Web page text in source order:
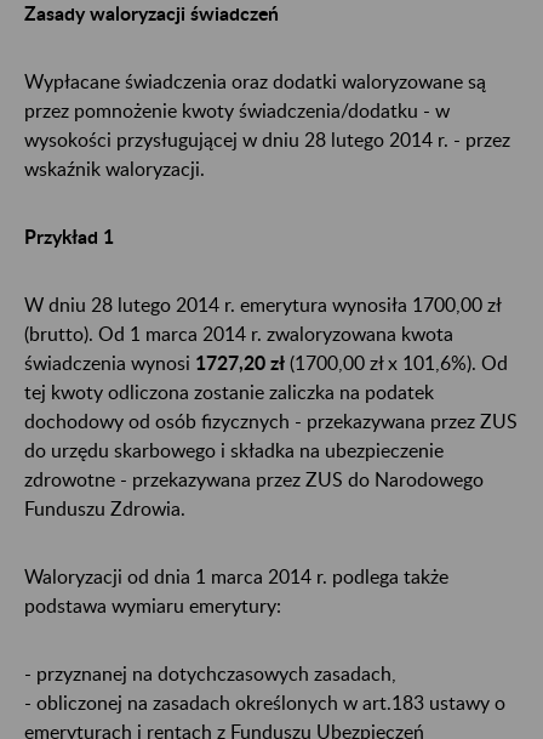
Zasady waloryzacji świadczeń
Wypłacane świadczenia oraz dodatki waloryzowane są
przez pomnożenie kwoty świadczenia/dodatku - w
wysokości przysługującej w dniu 28 lutego 2014 r. - przez
wskaźnik waloryzacji.
Przykład 1
W dniu 28 lutego 2014 r. emerytura wynosiła 1700,00 zł
(brutto). Od 1 marca 2014 r. zwaloryzowana kwota
świadczenia wynosi 1727,20 zł (1700,00 zł x 101,6%). Od
tej kwoty odliczona zostanie zaliczka na podatek
dochodowy od osób fizycznych - przekazywana przez ZUS
do urzędu skarbowego i składka na ubezpieczenie
zdrowotne - przekazywana przez ZUS do Narodowego
Funduszu Zdrowia.
Waloryzacji od dnia 1 marca 2014 r. podlega także
podstawa wymiaru emerytury:
- przyznanej na dotychczasowych zasadach,
- obliczonej na zasadach określonych w art.183 ustawy o
emeryturach i rentach z Funduszu Ubezpieczeń